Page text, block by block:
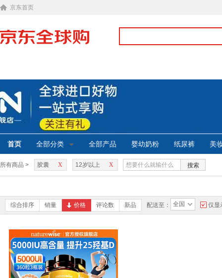
京东首页
首页 全部分类 全部产品 婴幼奶粉 纸尿裤 美
所有商品 > X
胶囊 X
12岁以上 搜索
综合排序 销量 价格 评论数 新品 配送至： 全国 仅显